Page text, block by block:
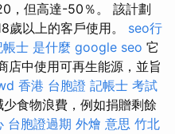
，但高達-50％。 該計劃
歲以上的客戶使用。 seo行
帳士 是什麼 google seo 它
店中使用可再生能源，並旨
香港 台胞證 記帳士 考試
食物浪費，例如捐贈剩餘
台胞證過期 外燴 意思 竹北